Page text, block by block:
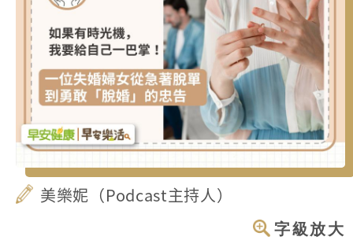
美樂妮（Podcast主持人）
字級放大